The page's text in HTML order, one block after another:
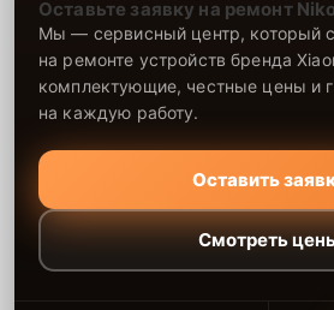
Оставьте заявку на ремонт
Мы — сервисный центр, который
на ремонте устройств бренда
комплектующие, честные цены и
на каждую работу.
Оставить
Смотреть